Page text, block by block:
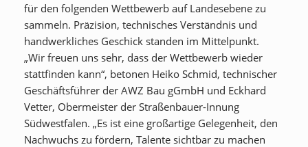
für den folgenden Wettbewerb auf Landesebene zu
sammeln. Präzision, technisches Verständnis und
handwerkliches Geschick standen im Mittelpunkt.
„Wir freuen uns sehr, dass der Wettbewerb wieder
stattfinden kann“, betonen Heiko Schmid, technischer
Geschäftsführer der AWZ Bau gGmbH und Eckhard
Vetter, Obermeister der Straßenbauer-Innung
Südwestfalen. „Es ist eine großartige Gelegenheit, den
Nachwuchs zu fördern, Talente sichtbar zu machen